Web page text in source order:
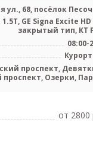
ул., 68, посёлок
GE Signa Excite HD
закрытый тип, КТ
08:00-
проспект,
Озерки,
от 2800